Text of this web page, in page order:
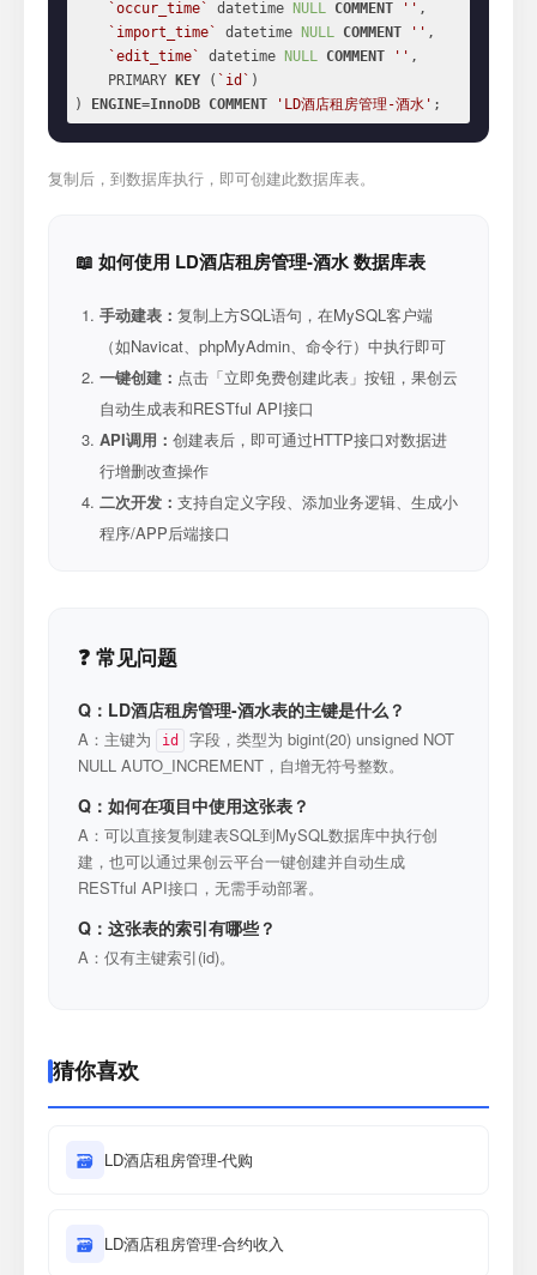
`occur_time` datetime NULL COMMENT '' ,
`import_time`
datetime NULL COMMENT '' ,
`edit_time`
datetime NULL COMMENT '' ,
    PRIMARY
KEY ( `id` )
)
ENGINE=InnoDB COMMENT 'LD酒店租房管理-酒水' ;
复制后，到数据库执行，即可创建此数据库表。
📖 如何使用 LD酒店租房管理-酒水 数据库表
手动建表： 复制上方SQL语句，在MySQL客户端
（如Navicat、phpMyAdmin、命令行）中执行即可
一键创建： 点击「立即免费创建此表」按钮，果创云
自动生成表和RESTful API接口
API调用： 创建表后，即可通过HTTP接口对数据进
行增删改查操作
二次开发： 支持自定义字段、添加业务逻辑、生成小
程序/APP后端接口
❓ 常见问题
Q：LD酒店租房管理-酒水表的主键是什么？
A：主键为 id
字段，类型为 bigint(20) unsigned NOT
NULL AUTO_INCREMENT，自增无符号整数。
Q：如何在项目中使用这张表？
A：可以直接复制建表SQL到MySQL数据库中执行创
建，也可以通过果创云平台一键创建并自动生成
RESTful API接口，无需手动部署。
Q：这张表的索引有哪些？
A：仅有主键索引(id)。
猜你喜欢
🗃 LD酒店租房管理-代购
🗃 LD酒店租房管理-合约收入